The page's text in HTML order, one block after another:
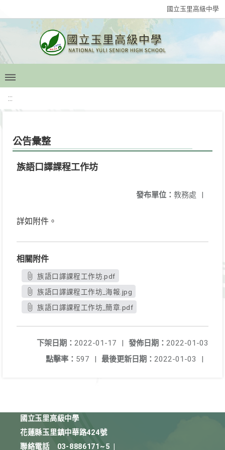
國立玉里高級中學
:::
公告彙整
族語口譯課程工作坊
發布單位： 教務處 |
詳如附件。
相關附件
族語口譯課程工作坊.pdf
族語口譯課程工作坊_海報.jpg
族語口譯課程工作坊_簡章.pdf
發佈日期： 2022-01-03
下架日期： 2022-01-17
|
最後更新日期： 2022-01-03 |
點擊率： 597 |
國立玉里高級中學
花蓮縣玉里鎮中華路424號
聯絡電話
03-8886171~5